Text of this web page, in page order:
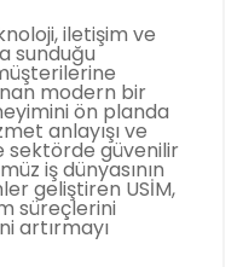
iletişim ve
sunduğu
modern bir
ön planda
anlayışı ve
sektörde güvenilir
iş dünyasının
geliştiren USİM,
süreçlerini
artırmayı